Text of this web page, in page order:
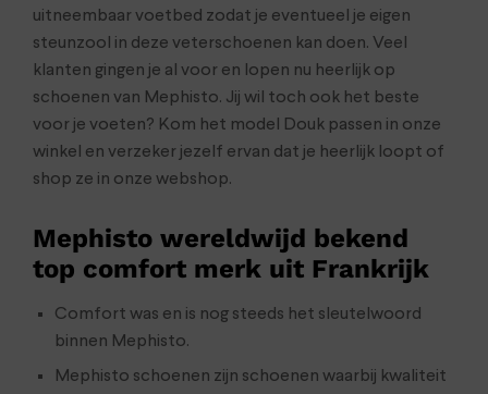
uitneembaar voetbed zodat je eventueel je eigen
steunzool in deze veterschoenen kan doen. Veel
klanten gingen je al voor en lopen nu heerlijk op
schoenen van Mephisto. Jij wil toch ook het beste
voor je voeten? Kom het model Douk passen in onze
winkel en verzeker jezelf ervan dat je heerlijk loopt of
shop ze in onze webshop.
Mephisto wereldwijd bekend
top comfort merk uit Frankrijk
Comfort was en is nog steeds het sleutelwoord
binnen Mephisto.
Mephisto schoenen zijn schoenen waarbij kwaliteit